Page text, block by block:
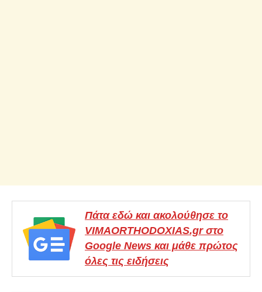
Πάτα εδώ και ακολούθησε το
VIMAORTHODOXIAS.gr στο
Google News και μάθε πρώτος
όλες τις ειδήσεις